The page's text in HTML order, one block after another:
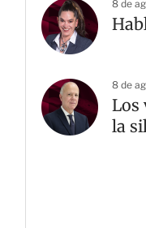
8 de
8 de
Los
la